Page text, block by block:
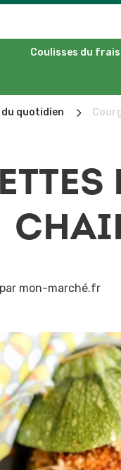
Coulisses du frais
quotidien 5
par mon-marché.fr